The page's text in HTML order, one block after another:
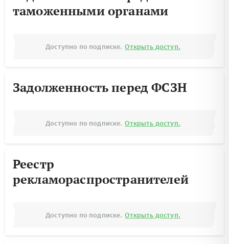
таможенными органами
Доступно по подписке. Открыть доступ.
Задолженность перед ФСЗН
Доступно по подписке. Открыть доступ.
Реестр
рекламораспространителей
Доступно по подписке. Открыть доступ.